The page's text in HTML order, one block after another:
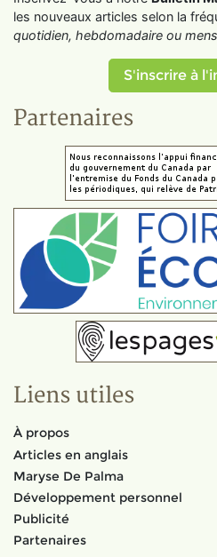
les nouveaux articles selon la
quotidien, hebdomadaire ou
S'inscrire à
Partenaires
Liens utiles
À propos
Articles en anglais
Maryse De Palma
Développement personnel
Publicité
Partenaires